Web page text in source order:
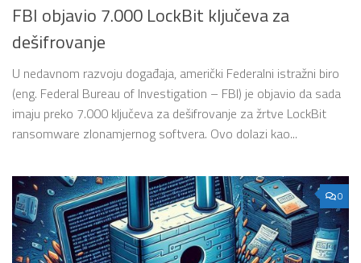
FBI objavio 7.000 LockBit ključeva za
dešifrovanje
U nedavnom razvoju događaja, američki Federalni istražni biro
(eng. Federal Bureau of Investigation – FBI) je objavio da sada
imaju preko 7.000 ključeva za dešifrovanje za žrtve LockBit
ransomware zlonamjernog softvera. Ovo dolazi kao...
0